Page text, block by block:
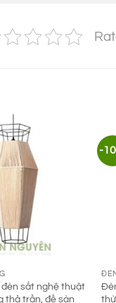
sắt nghệ thuật
thả trần, đề sàn
-